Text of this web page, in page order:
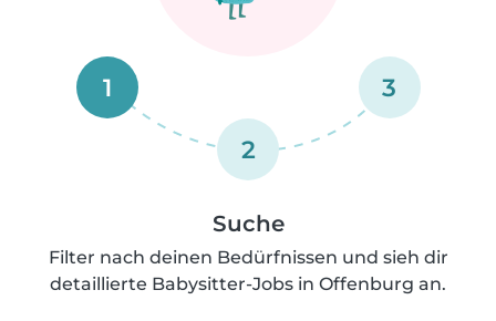
1
2
3
Suche
Filter nach deinen Bedürfnissen und sieh dir
detaillierte Babysitter-Jobs in Offenburg an.